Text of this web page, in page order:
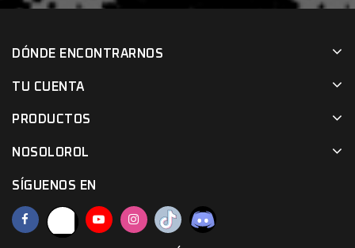
DÓNDE ENCONTRARNOS
TU CUENTA
PRODUCTOS
NOSOLOROL
SÍGUENOS EN